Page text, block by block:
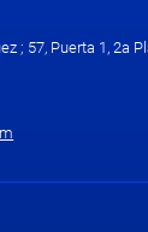
; 57, Puerta 1, 2a